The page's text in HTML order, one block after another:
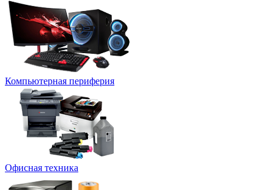
Компьютерная периферия
Офисная техника